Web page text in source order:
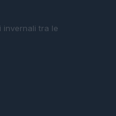
invernali tra le